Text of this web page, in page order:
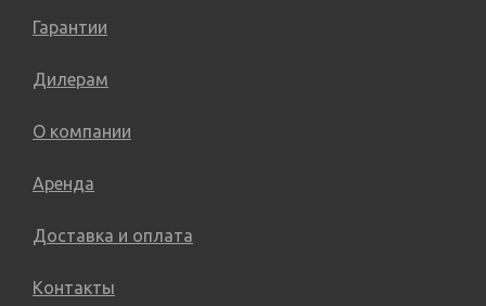
Гарантии
Дилерам
О компании
Аренда
Доставка и оплата
Контакты